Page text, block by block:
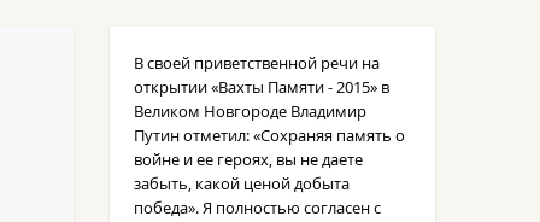
В своей приветственной речи на
открытии «Вахты Памяти - 2015» в
Великом Новгороде Владимир
Путин отметил: «Сохраняя память о
войне и ее героях, вы не даете
забыть, какой ценой добыта
победа». Я полностью согласен с